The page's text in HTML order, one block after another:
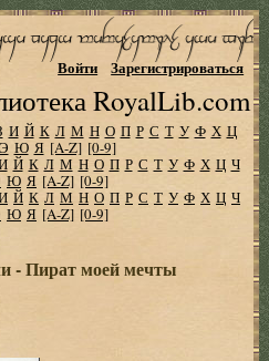
RoyalLib.com
Войти Зарегистрироваться
И Й К Л М Н О П Р С Т У Ф Х Ц
Э Ю Я [A-Z] [0-9]
Й К Л М Н О П Р С Т У Ф Х Ц Ч
Ю Я [A-Z] [0-9]
Й К Л М Н О П Р С Т У Ф Х Ц Ч
Ю Я [A-Z] [0-9]
- Пират моей мечты